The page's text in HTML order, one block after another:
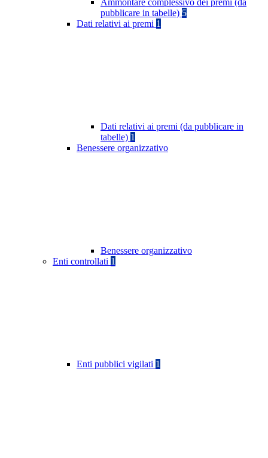
Ammontare complessivo dei premi (da
pubblicare in tabelle) 5
Dati relativi ai premi 1
Dati relativi ai premi (da pubblicare in
tabelle) 1
Benessere organizzativo
Benessere organizzativo
Enti controllati 1
Enti pubblici vigilati 1